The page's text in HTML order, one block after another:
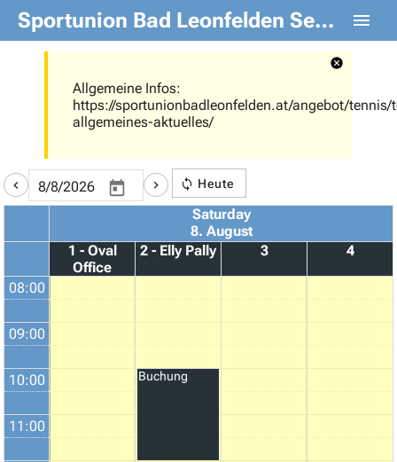
Sportunion Bad Leonfelden Sektion Tennis
Allgemeine Infos:
https://sportunionbadleonfelden.at/angebot/tennis/
allgemeines-aktuelles/
Heute
Saturday
8. August
1 - Oval
Office
2 - Elly Pally 3 4
08:00
09:00
10:00
11:00
Buchung